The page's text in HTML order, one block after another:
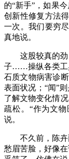
的“新手”，如果
创新性修复方法
一次。我们要穷
真地说。
这股较真的劲
子……操纵各类工
石质文物病害诊
表面状况；“闻”
了解文物变化情
疏松。“作为文物
说。
不久前，陈卉
愁眉苦脸，好像